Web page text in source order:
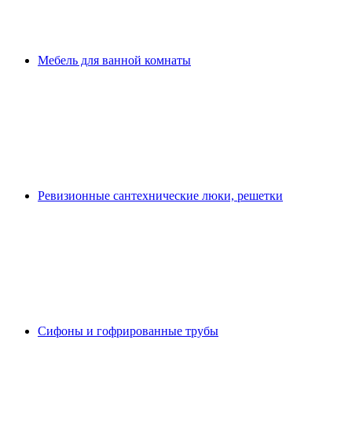
Мебель для ванной комнаты
Ревизионные сантехнические люки, решетки
Сифоны и гофрированные трубы